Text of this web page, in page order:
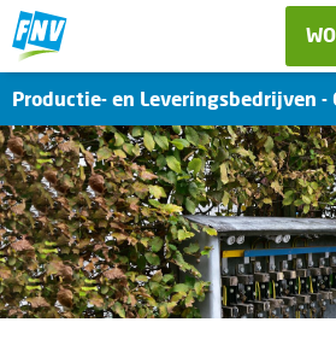
Productie- en Leveringsbedrijven -